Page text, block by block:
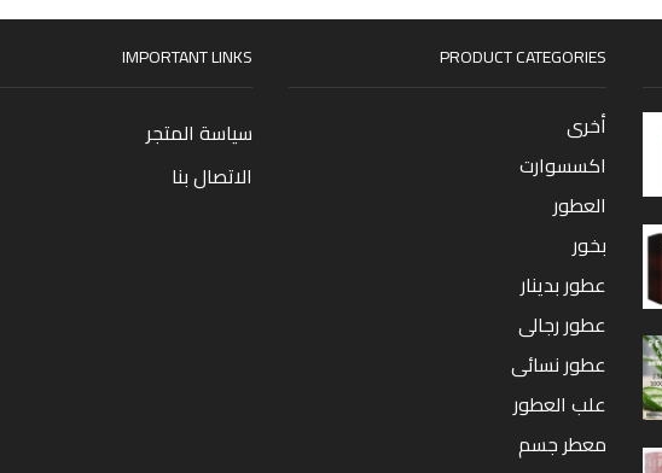
IMPORTANT LINKS
سياسة المتجر
الاتصال بنا
PRODUCT CATEGORIES
أخرى
اكسسوارت
العطور
بخور
عطور بدينار
عطور رجالى
عطور نسائى
علب العطور
معطر جسم